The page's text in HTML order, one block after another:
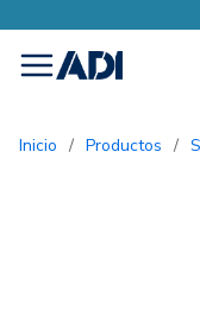
menu
Inicio / Productos /